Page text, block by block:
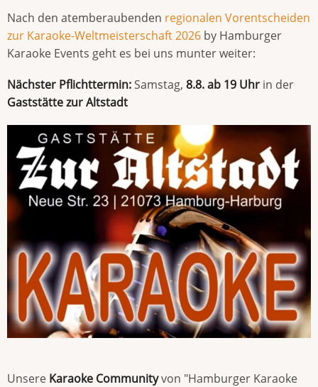
Nach den atemberaubenden regionalen Vorentscheiden
zur Karaoke-Weltmeisterschaft 2026 by Hamburger
Karaoke Events geht es bei uns munter weiter:
Nächster Pflichttermin:Samstag, 8.8. ab 19 Uhr in der
Gaststätte zur Altstadt
Unsere Karaoke Communityvon "Hamburger Karaoke